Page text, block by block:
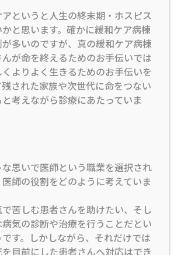
というと人生の終末期・ホスピス
と思います。確かに緩和ケア病棟
多いのですが、真の緩和ケア病棟
が命を終えるためのお手伝いでは
よりよく生きるためのお手伝いを
された家族や次世代に命をつない
考えながら診療にあたっていま
思いで医師という職業を選択され
師の役割をどのように考えていま
苦しむ患者さんを助けたい、そし
気の診断や治療を行うことだとい
す。しかしながら、それだけでは
目前にした患者さんへ対応はでき